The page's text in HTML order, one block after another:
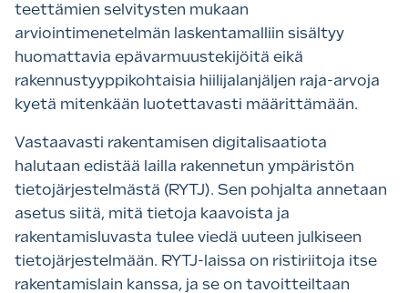
teettämien selvitysten mukaan
arviointimenetelmän laskentamalliin sisältyy
huomattavia epävarmuustekijöitä eikä
rakennustyyppikohtaisia hiilijalanjäljen raja-arvoja
kyetä mitenkään luotettavasti määrittämään.
Vastaavasti rakentamisen digitalisaatiota
halutaan edistää lailla rakennetun ympäristön
tietojärjestelmästä (RYTJ). Sen pohjalta annetaan
asetus siitä, mitä tietoja kaavoista ja
rakentamisluvasta tulee viedä uuteen julkiseen
tietojärjestelmään. RYTJ-laissa on ristiriitoja itse
rakentamislain kanssa, ja se on tavoitteiltaan